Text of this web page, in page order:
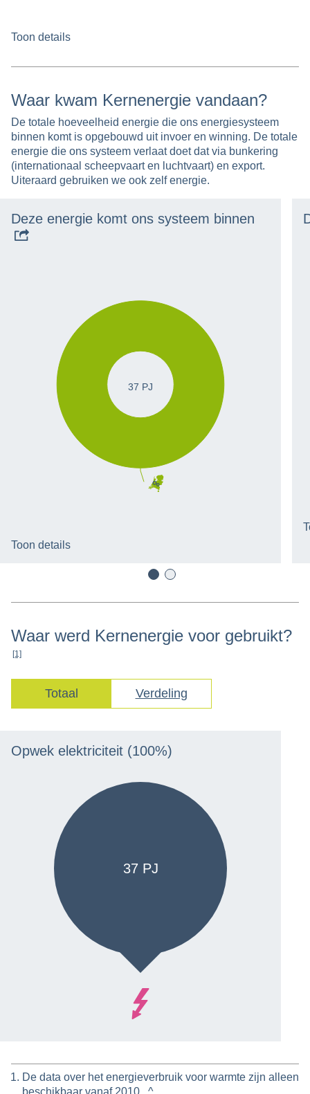
Toon details
Waar kwam Kernenergie vandaan?
De totale hoeveelheid energie die ons energiesysteem
binnen komt is opgebouwd uit invoer en winning. De totale
energie die ons systeem verlaat doet dat via bunkering
(internationaal scheepvaart en luchtvaart) en export.
Uiteraard gebruiken we ook zelf energie.
Deze energie komt ons systeem binnen
Winning
100.0% -
37 PJ
Toon details
Waar werd Kernenergie voor gebruikt?
[1]
Totaal Verdeling
Opwek elektriciteit (100%)
37 PJ
De data over het energieverbruik voor warmte zijn alleen
beschikbaar vanaf 2010.
^